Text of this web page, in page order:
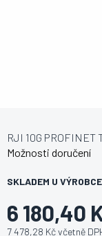
6 180,40
7 478,28 Kč včetně
SKLADEM U VÝROBCE
Možnosti doručení
RJI 10G PROFINET